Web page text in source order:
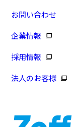
お問い合わせ
企業情報
採用情報
法人のお客様